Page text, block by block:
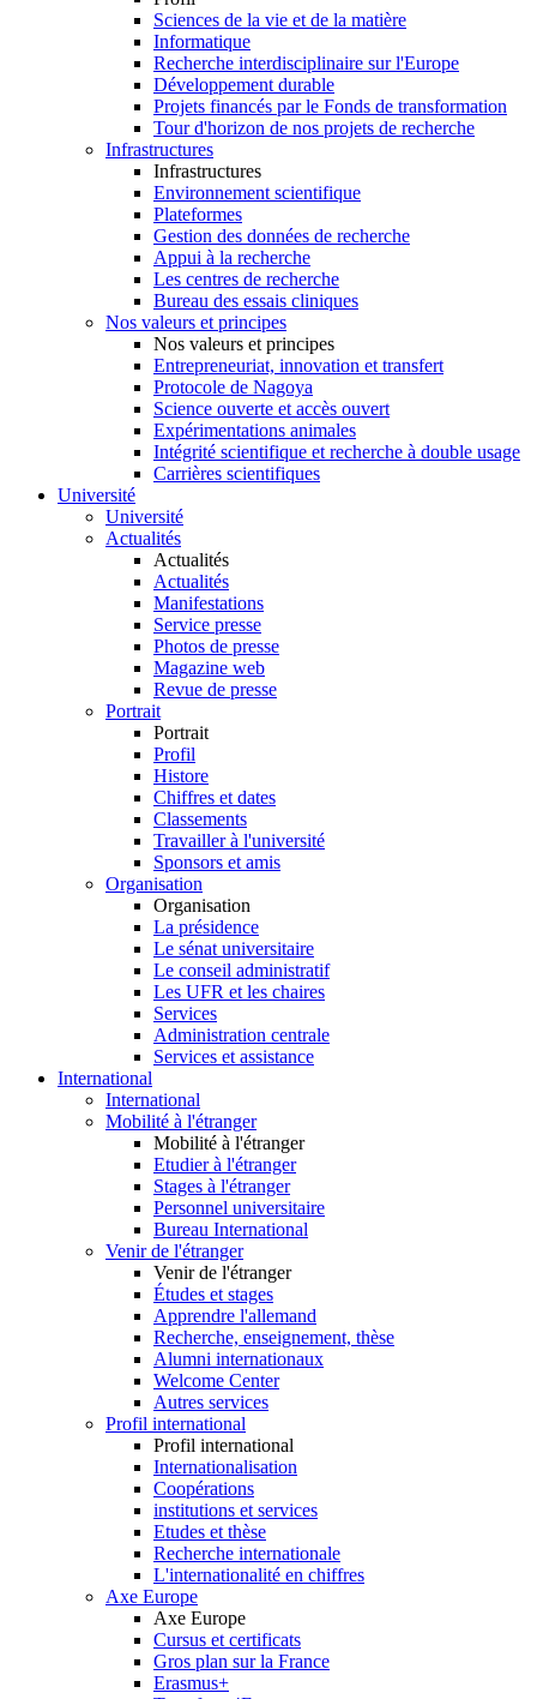
Sciences de la vie et de la matière
Informatique
Recherche interdisciplinaire sur l'Europe
Développement durable
Projets financés par le Fonds de transformation
Tour d'horizon de nos projets de recherche
Infrastructures
Infrastructures
Environnement scientifique
Plateformes
Gestion des données de recherche
Appui à la recherche
Les centres de recherche
Bureau des essais cliniques
Nos valeurs et principes
Nos valeurs et principes
Entrepreneuriat, innovation et transfert
Protocole de Nagoya
Science ouverte et accès ouvert
Expérimentations animales
Intégrité scientifique et recherche à double usage
Carrières scientifiques
Université
Université
Actualités
Actualités
Actualités
Manifestations
Service presse
Photos de presse
Magazine web
Revue de presse
Portrait
Portrait
Profil
Histore
Chiffres et dates
Classements
Travailler à l'université
Sponsors et amis
Organisation
Organisation
La présidence
Le sénat universitaire
Le conseil administratif
Les UFR et les chaires
Services
Administration centrale
Services et assistance
International
International
Mobilité à l'étranger
Mobilité à l'étranger
Etudier à l'étranger
Stages à l'étranger
Personnel universitaire
Bureau International
Venir de l'étranger
Venir de l'étranger
Études et stages
Apprendre l'allemand
Recherche, enseignement, thèse
Alumni internationaux
Welcome Center
Autres services
Profil international
Profil international
Internationalisation
Coopérations
institutions et services
Etudes et thèse
Recherche internationale
L'internationalité en chiffres
Axe Europe
Axe Europe
Cursus et certificats
Gros plan sur la France
Erasmus+